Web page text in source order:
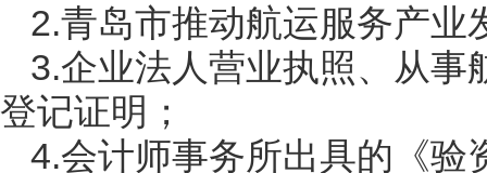
2.青岛市推动航运服务产业
3.企业法人营业执照、从事
登记证明；
4.会计师事务所出具的《验